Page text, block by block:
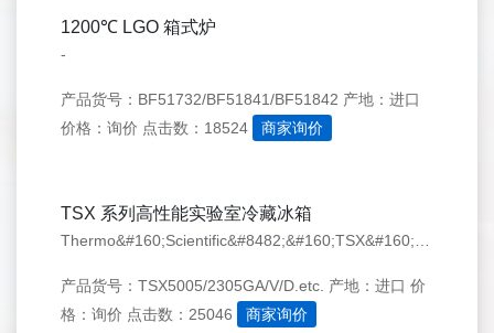
1200℃ LGO 箱式炉
-
产品货号：BF51732/BF51841/BF51842 产地：进口
价格：询价 点击数：18524 商家询价
TSX 系列高性能实验室冷藏冰箱
产品货号：TSX5005/2305GA/V/D.etc. 产地：进口 价
格：询价 点击数：25046 商家询价